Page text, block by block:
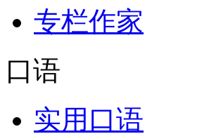
专栏作家
口语
实用口语